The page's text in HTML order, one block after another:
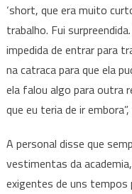
‘short, que era muito
trabalho. Fui
impedida de entrar para
na catraca para que ela
ela falou algo para outra
que eu teria de ir
A personal disse que
vestimentas da
exigentes de uns tempos